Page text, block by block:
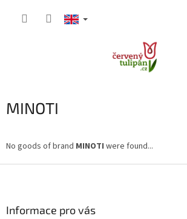
MINOTI
No goods of brand MINOTI were found...
Informace pro vás